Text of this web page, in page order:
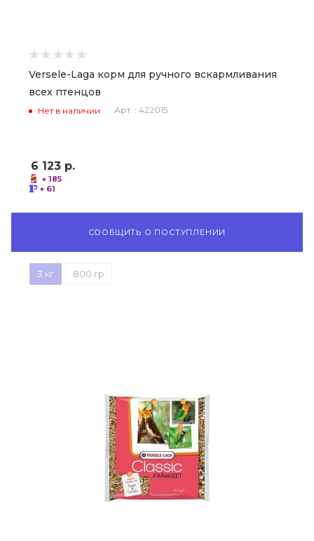
Versele-Laga корм для ручного вскармливания
всех птенцов
Нет в наличии Арт. : 422015
6 123 р.
+ 185
+ 61
СООБЩИТЬ О ПОСТУПЛЕНИИ
3 кг 800 гр